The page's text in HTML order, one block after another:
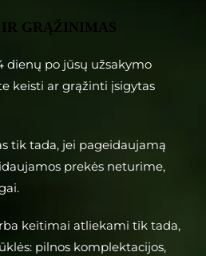
GRĄŽINIMAS
dienų po jūsų užsakymo
keisti ar grąžinti įsigytas
tik tada, jei pageidaujamą
prekės neturime,
keitimai atliekami tik tada,
pilnos komplektacijos,